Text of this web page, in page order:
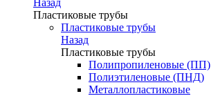
Назад
Пластиковые трубы
Пластиковые трубы
Назад
Пластиковые трубы
Полипропиленовые (ПП)
Полиэтиленовые (ПНД)
Металлопластиковые